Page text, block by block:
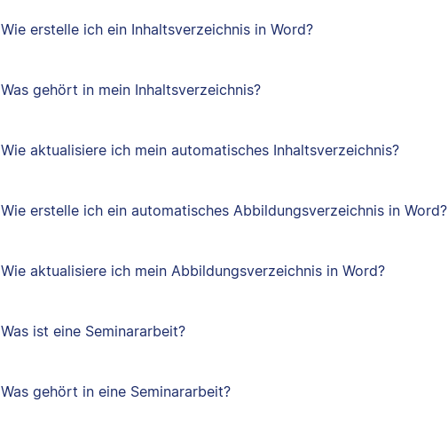
Wie erstelle ich ein Inhaltsverzeichnis in Word?
Was gehört in mein Inhaltsverzeichnis?
Wie aktualisiere ich mein automatisches Inhaltsverzeichnis?
Wie erstelle ich ein automatisches Abbildungsverzeichnis in Word?
Wie aktualisiere ich mein Abbildungsverzeichnis in Word?
Was ist eine Seminararbeit?
Was gehört in eine Seminararbeit?